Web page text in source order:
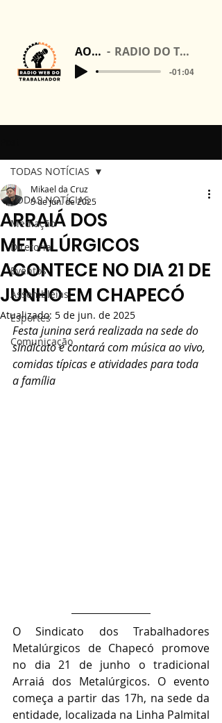
AO VIVO RADIO DO TRABALHADOR
-01:04
TODAS NOTÍCIAS
Mediação
Diretoria
Eventos
Assembléias
Esportes
Comunicação
TODAS NOTÍCIAS
ARRAIÁ DOS
METALÚRGICOS
ACONTECE NO DIA 21 DE
JUNHO EM CHAPECÓ
Mikael da Cruz
5 de jun. de 2025
Atualizado: 5 de jun. de 2025
Festa junina será realizada na sede do
sindicato e contará com música ao vivo,
comidas típicas e atividades para toda
a família
O Sindicato dos Trabalhadores
Metalúrgicos de Chapecó promove
no dia 21 de junho o tradicional
Arraiá dos Metalúrgicos. O evento
começa a partir das 17h, na sede da
entidade, localizada na Linha Palmital